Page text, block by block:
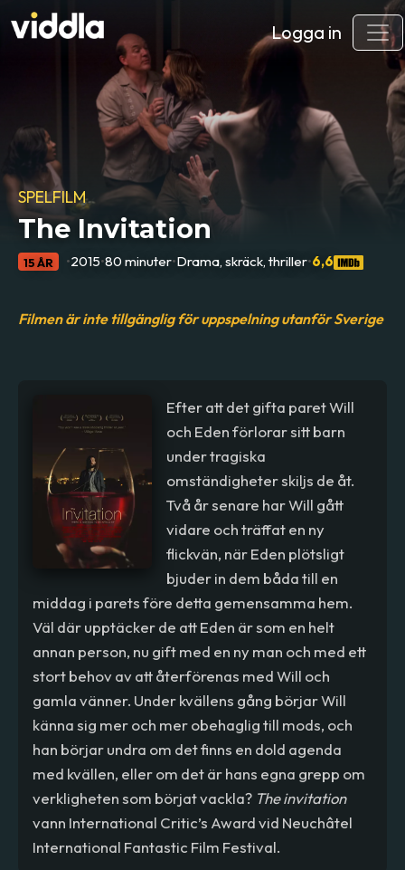
Logga in
SPELFILM
The Invitation
15 ÅR •2015•80 minuter•Drama, skräck, thriller•6,6
Filmen är inte tillgänglig för uppspelning utanför Sverige
Efter att det gifta paret Will
och Eden förlorar sitt barn
under tragiska
omständigheter skiljs de åt.
Två år senare har Will gått
vidare och träffat en ny
flickvän, när Eden plötsligt
bjuder in dem båda till en
middag i parets före detta gemensamma hem.
Väl där upptäcker de att Eden är som en helt
annan person, nu gift med en ny man och med ett
stort behov av att återförenas med Will och
gamla vänner. Under kvällens gång börjar Will
känna sig mer och mer obehaglig till mods, och
han börjar undra om det finns en dold agenda
med kvällen, eller om det är hans egna grepp om
verkligheten som börjat vackla? The invitation
vann International Critic’s Award vid Neuchâtel
International Fantastic Film Festival.